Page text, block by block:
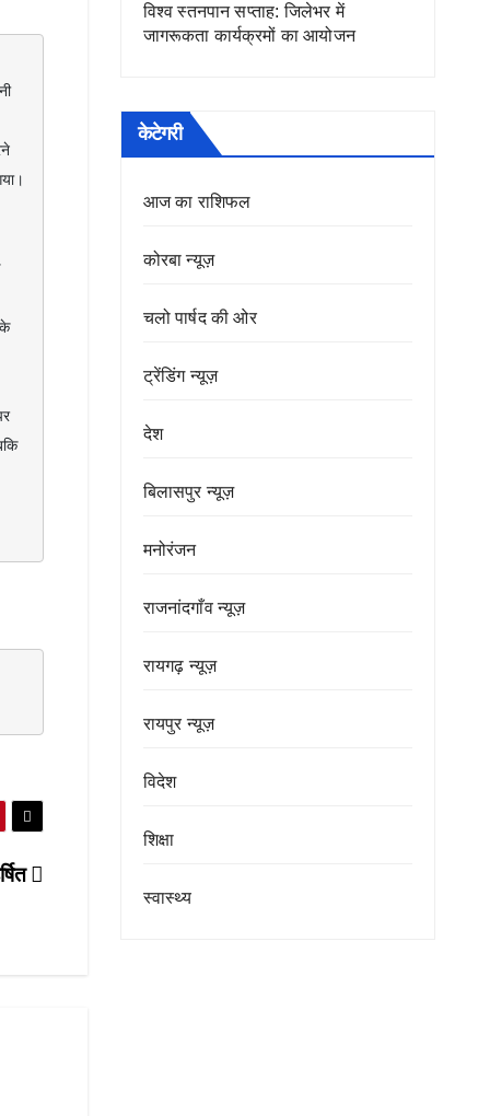
विश्व स्तनपान सप्ताह: जिलेभर में
जागरूकता कार्यक्रमों का आयोजन
केटेगरी
आज का राशिफल
कोरबा न्यूज़
चलो पार्षद की ओर
ट्रेंडिंग न्यूज़
देश
बिलासपुर न्यूज़
मनोरंजन
राजनांदगाँव न्यूज़
रायगढ़ न्यूज़
रायपुर न्यूज़
विदेश
शिक्षा
स्वास्थ्य